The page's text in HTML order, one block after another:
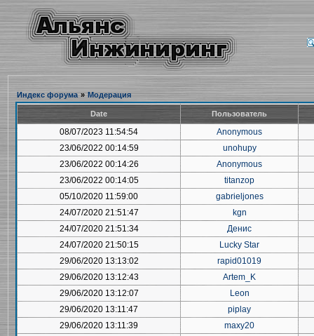
Индекс форума » Модерация
Date Пользователь
08/07/2023 11:54:54
Anonymous
23/06/2022 00:14:59
unohupy
23/06/2022 00:14:26
Anonymous
23/06/2022 00:14:05
titanzop
05/10/2020 11:59:00
gabrieljones
24/07/2020 21:51:47
kgn
24/07/2020 21:51:34
Денис
24/07/2020 21:50:15
Lucky Star
29/06/2020 13:13:02
rapid01019
29/06/2020 13:12:43
Artem_K
29/06/2020 13:12:07
Leon
29/06/2020 13:11:47
piplay
29/06/2020 13:11:39
maxy20